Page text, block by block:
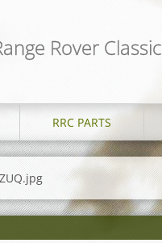
Rover Classic
RRC PARTS